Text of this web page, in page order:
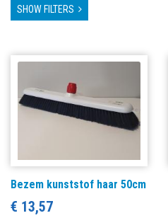
SHOW FILTERS
Bezem kunststof haar 50cm
€ 13,57